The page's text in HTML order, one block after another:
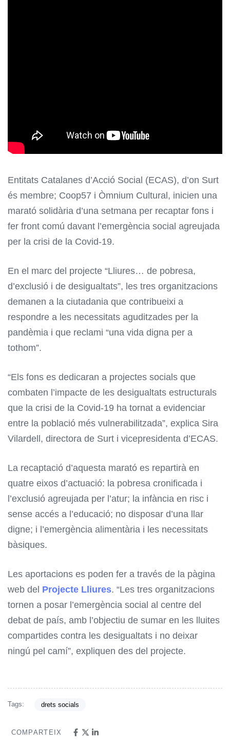
Entitats Catalanes d’Acció Social (ECAS), d’on Surt
és membre; Coop57 i Òmnium Cultural, inicien una
marató solidària d’una setmana per recaptar fons i
fer front comú davant l’emergència social agreujada
per la crisi de la Covid-19.
En el marc del projecte “Lliures… de pobresa,
d’exclusió i de desigualtats”, les tres organitzacions
demanen a la ciutadania que contribueixi a
respondre a les necessitats aguditzades per la
pandèmia i que reclami “una vida digna per a
tothom”.
“Els fons es dedicaran a projectes socials que
combaten l’impacte de les desigualtats estructurals
que la crisi de la Covid-19 ha tornat a evidenciar
entre la població més vulnerabilitzada”, explica Sira
Vilardell, directora de Surt i vicepresidenta d’ECAS.
La recaptació d’aquesta marató es repartirà en
quatre eixos d’actuació: la pobresa cronificada i
l’exclusió agreujada per l’atur; la infància en risc i
sense accés a l’educació; no disposar d’una llar
digne; i l’emergència alimentària i les necessitats
bàsiques.
Les aportacions es poden fer a través de la pàgina
web del Projecte Lliures. “Les tres organitzacions
tornen a posar l’emergència social al centre del
debat de país, amb l’objectiu de sumar en les lluites
compartides contra les desigualtats i no deixar
ningú pel camí”, expliquen des del projecte.
Tags: drets socials
COMPARTEIX